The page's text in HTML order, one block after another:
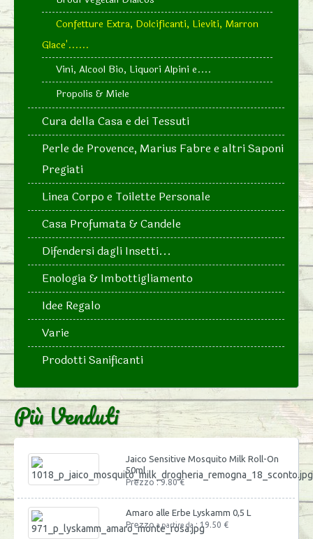
Confetture Extra, Dolcificanti, Lieviti, Marron
Glace'......
Vini, Alcool Bio, Liquori Alpini e....
Propolis & Miele
Cura della Casa e dei Tessuti
Perle de Provence, Marius Fabre e altri Saponi
Pregiati
Linea Corpo e Toilette Personale
Casa Profumata & Candele
Difendersi dagli Insetti...
Enologia & Imbottigliamento
Idee Regalo
Varie
Prodotti Sanificanti
Più Venduti
Jaico Sensitive Mosquito Milk Roll-On
50ml
Prezzo : 9.80 €
Amaro alle Erbe Lyskamm 0,5 L
Prezzoa partire da : 19.50 €